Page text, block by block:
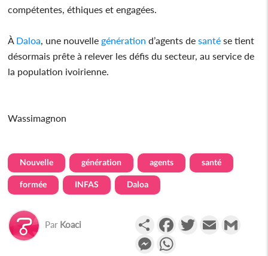
compétentes, éthiques et engagées.
ÀDaloa, une nouvelle génération d’agents de santé se tient
désormais prête à relever les défis du secteur, au service de
la population ivoirienne.
Wassimagnon
Nouvelle génération agents santé
formée INFAS Daloa
Par Koaci PartagerFacebookTwitterEmail
Messenger